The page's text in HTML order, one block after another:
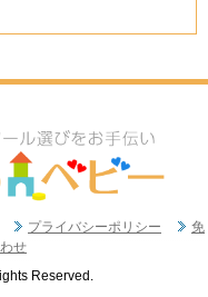
プライバシーポリシー
免
せ
Reserved.